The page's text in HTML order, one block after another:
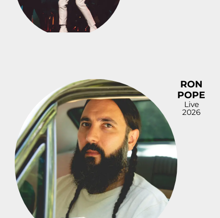
RON
POPE
Live
2026